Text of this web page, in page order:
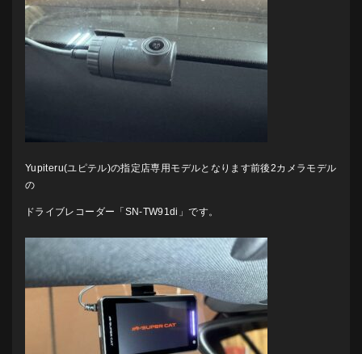
Yupiteru(ユピテル)の指定店専用モデルとなります前後2カメラモデル
の
ドライブレコーダー「SN-TW91di」です。